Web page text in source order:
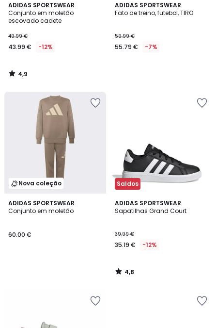
ADIDAS SPORTSWEAR
Conjunto em moletão
escovado cadete
49.99 €
43.99 € -12%
4,9
/ 5
4,9
/
ADIDAS SPORTSWEAR
Fato de treino, futebol, TIRO
59.99 €
55.79 € -7%
Nova coleção
ADIDAS SPORTSWEAR
Conjunto em moletão
60.00 €
Saldos
ADIDAS SPORTSWEAR
Sapatilhas Grand Court
39.99 €
35.19 € -12%
4,8
/ 5
4,8
/